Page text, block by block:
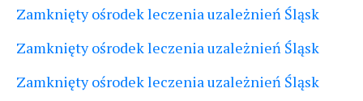
Zamknięty ośrodek leczenia uzależnień Śląsk
Zamknięty ośrodek leczenia uzależnień Śląsk
Zamknięty ośrodek leczenia uzależnień Śląsk